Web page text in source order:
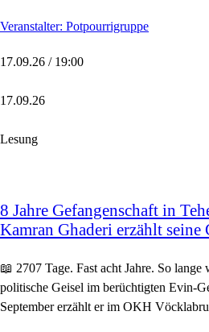
Veranstalter: Potpourrigruppe
17.09.26 / 19:00
17.09.26
Lesung
8 Jahre Gefangenschaft in
Kamran Ghaderi erzählt seine
📖 2707 Tage. Fast acht Jahre. So
politische Geisel im berüchtigten Evin-
September erzählt er im OKH